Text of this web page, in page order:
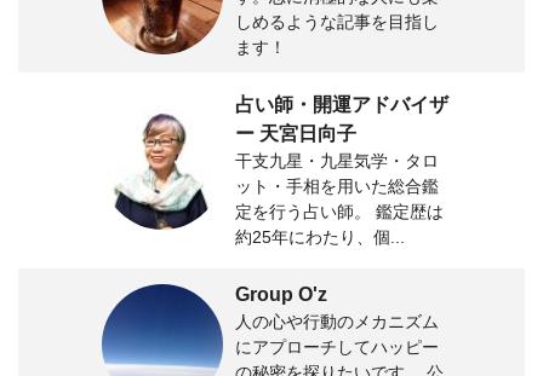
しめるような記事を目指し
ます！
占い師・開運アドバイザ
ー 天宮日向子
干支九星・九星気学・タロ
ット・手相を用いた総合鑑
定を行う占い師。 鑑定歴は
約25年にわたり、個...
Group O'z
人の心や行動のメカニズム
にアプローチしてハッピー